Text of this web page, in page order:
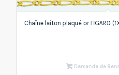
Chaîne laiton plaqué or FIGARO
Demande de